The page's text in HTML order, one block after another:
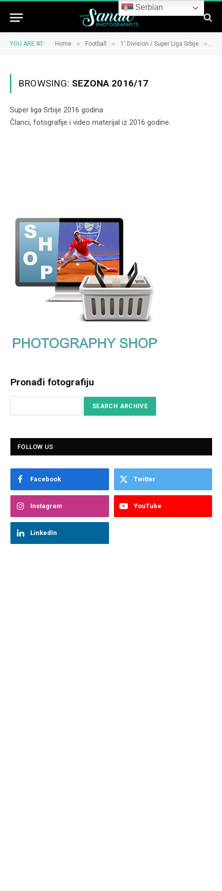
YOU ARE AT: Home » Football » 1' Division / Super Liga Srbije »
BROWSING: SEZONA 2016/17
Super liga Srbije 2016 godina
Članci, fotografije i video materijal iz 2016 godine.
Pronađi fotografiju
FOLLOW US
Facebook Twitter
Instagram YouTube
LinkedIn
Serbian